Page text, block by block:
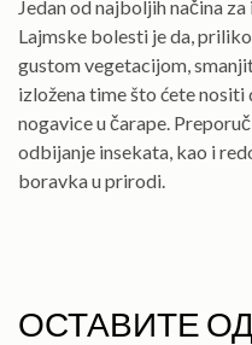
Jedan od najboljih načina
Lajmske bolesti je da,
gustom vegetacijom,
izložena time što ćete
nogavice u čarape.
odbijanje insekata, kao i
boravka u prirodi.
ОСТАВИТЕ